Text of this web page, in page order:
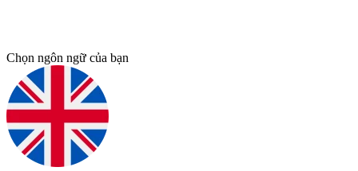
Chọn ngôn ngữ của bạn